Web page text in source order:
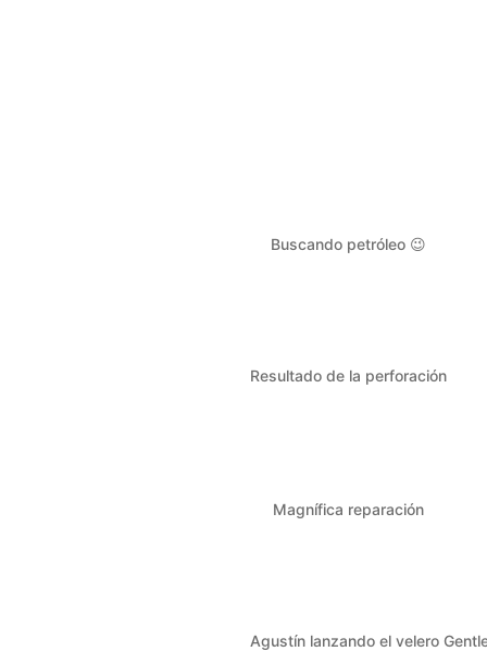
Buscando petróleo 😉
Resultado de la perforación
Magnífica reparación
Agustín lanzando el velero